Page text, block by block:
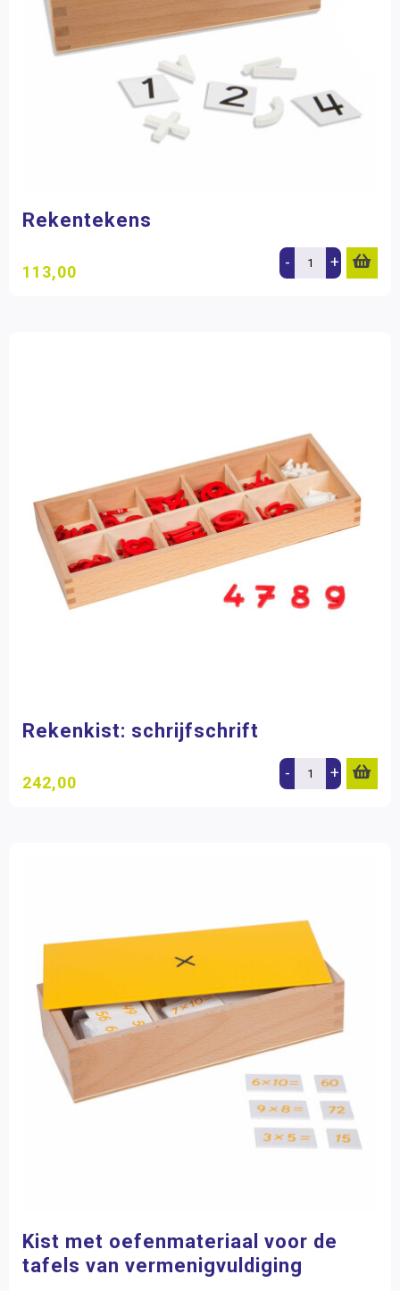
Rekentekens
113,00 - +
Rekenkist: schrijfschrift
242,00 - +
Kist met oefenmateriaal voor de
tafels van vermenigvuldiging